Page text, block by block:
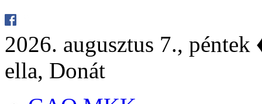
2026. au­gusz­tus 7.,
el­la, Do­nát